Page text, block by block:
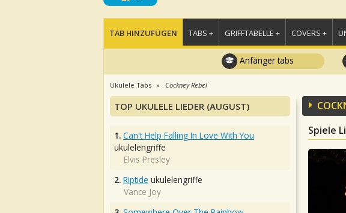
TAB HINZUFÜGEN TABS + GRIFFTABELLE + COVERS +
Anfänger tabs
Ukulele Tabs Cockney Rebel
Spiele
TOP UKULELE LIEDER (AUGUST)
1. Can't Help Falling In Love With You
ukulelengriffe
Elvis Presley
2. Riptide ukulelengriffe
Vance Joy